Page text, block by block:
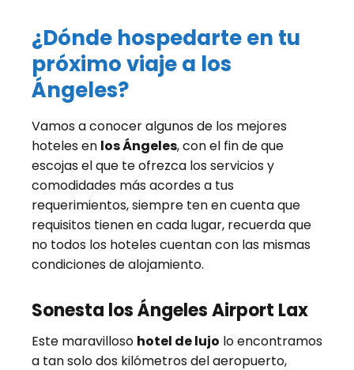
¿Dónde hospedarte en tu
próximo viaje a los
Ángeles?
Vamos a conocer algunos de los mejores
hoteles en los Ángeles, con el fin de que
escojas el que te ofrezca los servicios y
comodidades más acordes a tus
requerimientos, siempre ten en cuenta que
requisitos tienen en cada lugar, recuerda que
no todos los hoteles cuentan con las mismas
condiciones de alojamiento.
Sonesta los Ángeles Airport Lax
Este maravilloso hotel de lujo lo encontramos
a tan solo dos kilómetros del aeropuerto,